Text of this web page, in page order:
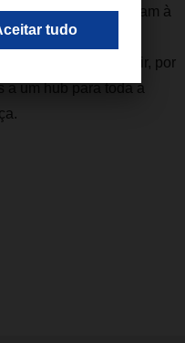
de exportação estejam à
continua Jens
ao passar a incluir, por
a um hub para toda a